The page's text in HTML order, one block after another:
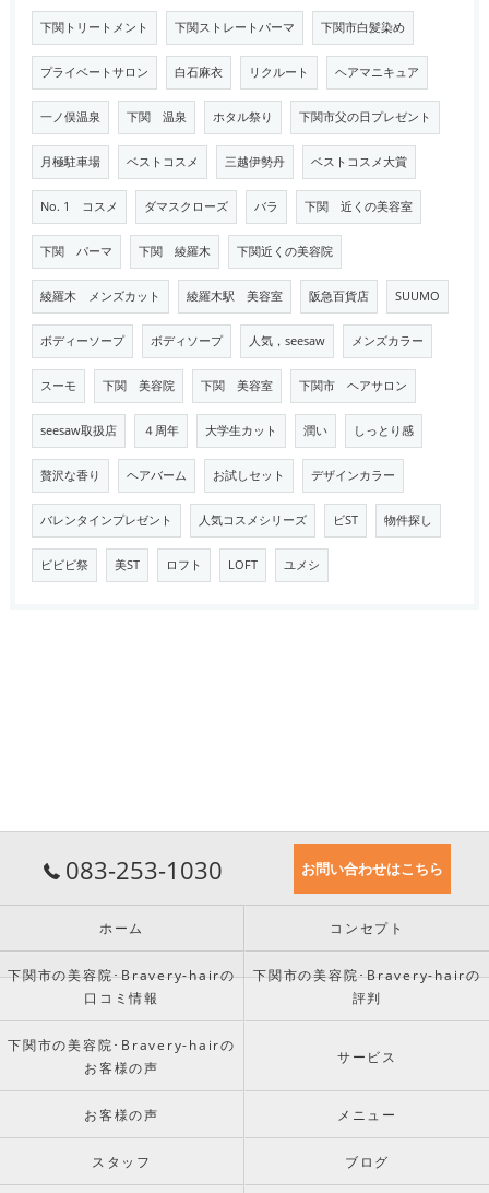
下関トリートメント 下関ストレートパーマ 下関市白髪染め
プライベートサロン 白石麻衣 リクルート ヘアマニキュア
一ノ俣温泉 下関 温泉 ホタル祭り 下関市父の日プレゼント
月極駐車場 ベストコスメ 三越伊勢丹 ベストコスメ大賞
No. 1 コスメ ダマスクローズ バラ 下関 近くの美容室
下関 パーマ 下関 綾羅木 下関近くの美容院
綾羅木 メンズカット 綾羅木駅 美容室 阪急百貨店 SUUMO
ボディーソープ ボディソープ 人気，seesaw メンズカラー
スーモ 下関 美容院 下関 美容室 下関市 ヘアサロン
seesaw取扱店 ４周年 大学生カット 潤い しっとり感
贅沢な香り ヘアバーム お試しセット デザインカラー
バレンタインプレゼント 人気コスメシリーズ ビST 物件探し
ビビビ祭 美ST ロフト LOFT ユメシ
083-253-1030 お問い合わせはこちら
ホーム コンセプト
下関市の美容院･Bravery-hairの
口コミ情報
下関市の美容院･Bravery-hairの
評判
下関市の美容院･Bravery-hairの
お客様の声
サービス
お客様の声 メニュー
スタッフ ブログ